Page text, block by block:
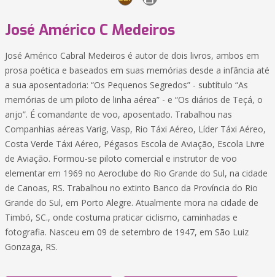
José Américo C Medeiros
José Américo Cabral Medeiros é autor de dois livros, ambos em
prosa poética e baseados em suas memórias desde a infância até
a sua aposentadoria: “Os Pequenos Segredos” - subtítulo “As
memórias de um piloto de linha aérea” - e “Os diários de Teçá, o
anjo”. É comandante de voo, aposentado. Trabalhou nas
Companhias aéreas Varig, Vasp, Rio Táxi Aéreo, Líder Táxi Aéreo,
Costa Verde Táxi Aéreo, Pégasos Escola de Aviação, Escola Livre
de Aviação. Formou-se piloto comercial e instrutor de voo
elementar em 1969 no Aeroclube do Rio Grande do Sul, na cidade
de Canoas, RS. Trabalhou no extinto Banco da Província do Rio
Grande do Sul, em Porto Alegre. Atualmente mora na cidade de
Timbó, SC., onde costuma praticar ciclismo, caminhadas e
fotografia. Nasceu em 09 de setembro de 1947, em São Luiz
Gonzaga, RS.